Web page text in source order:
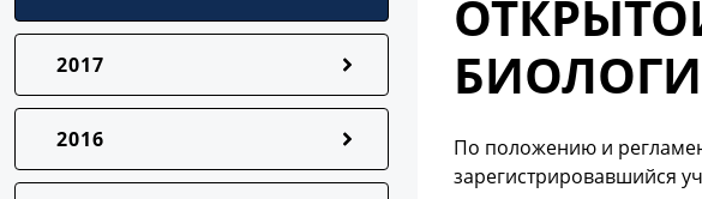
2017
2016
По положению и
зарегистрировавшийся